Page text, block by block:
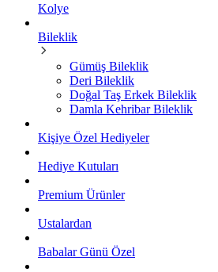
Kolye
Bileklik
Gümüş Bileklik
Deri Bileklik
Doğal Taş Erkek Bileklik
Damla Kehribar Bileklik
Kişiye Özel Hediyeler
Hediye Kutuları
Premium Ürünler
Ustalardan
Babalar Günü Özel